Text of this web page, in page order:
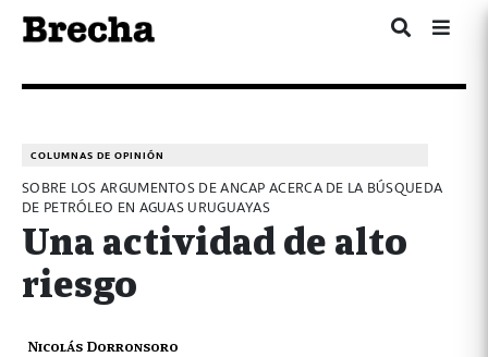
COLUMNAS DE OPINIÓN
SOBRE LOS ARGUMENTOS DE ANCAP ACERCA DE LA BÚSQUEDA
DE PETRÓLEO EN AGUAS URUGUAYAS
Una actividad de alto
riesgo
Nicolás Dorronsoro